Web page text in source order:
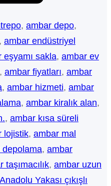
, ambar depo
ambar endüstriyel
eşyamı sakla, ambar ev
ambar fiyatları, ambar
, ambar hizmeti, ambar
, ambar kiralık alan
, ambar kısa süreli
lojistik, ambar mal
, ambar
taşımacılık, ambar uzun
Anadolu Yakası çıkışlı